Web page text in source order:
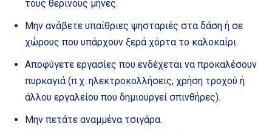
τους θερινούς μήνες.
Μην ανάβετε υπαίθριες ψησταριές στα δάση ή σε
χώρους που υπάρχουν ξερά χόρτα το καλοκαίρι.
Αποφύγετε εργασίες που ενδέχεται να προκαλέσουν
πυρκαγιά (π.χ. ηλεκτροκολλήσεις, χρήση τροχού ή
άλλου εργαλείου που δημιουργεί σπινθήρες).
Μην πετάτε αναμμένα τσιγάρα.